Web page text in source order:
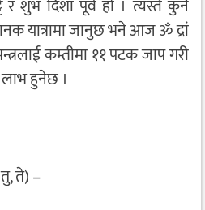
र शुभ दिशा पूर्व हो । त्यस्तै कुनै
यात्रामा जानुछ भने आज ॐ द्रां
कम्तीमा ११ पटक जाप गरी
लाभ हुनेछ ।
तु, ते) –